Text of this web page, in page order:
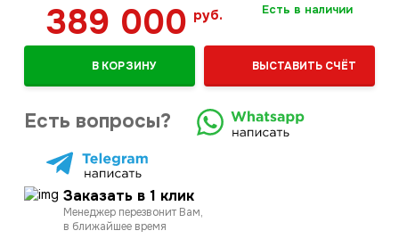
389 000руб. Есть в наличии
В КОРЗИНУ ВЫСТАВИТЬ СЧЁТ
Есть вопросы?
Заказать в 1 клик
Менеджер перезвонит Вам,
в ближайшее время